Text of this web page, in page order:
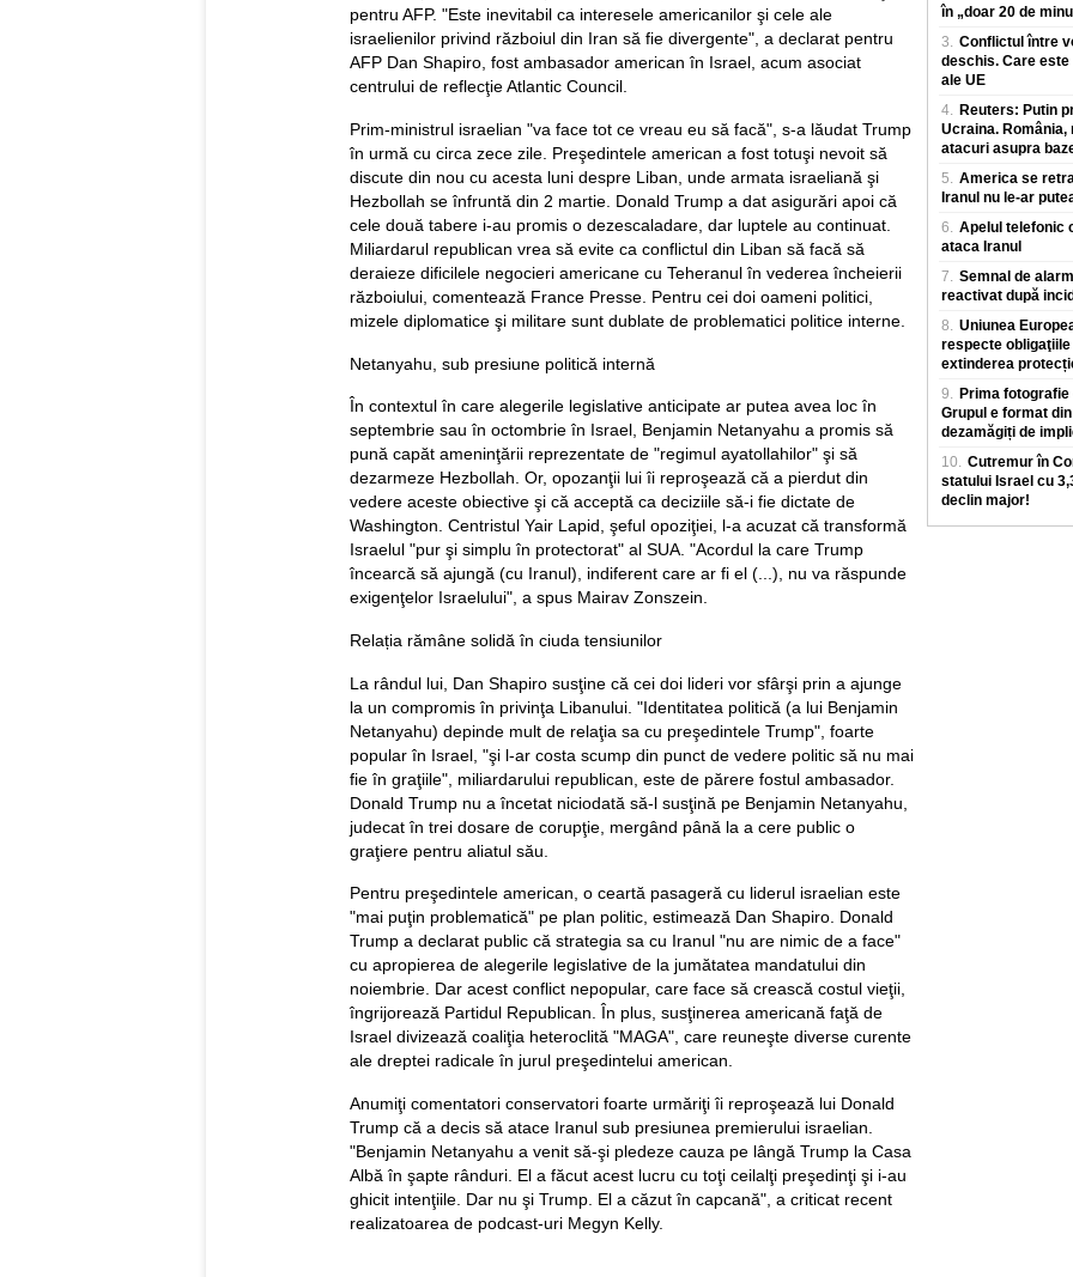
pentru AFP. "Este inevitabil ca interesele americanilor şi cele ale
israelienilor privind războiul din Iran să fie divergente", a declarat pentru
AFP Dan Shapiro, fost ambasador american în Israel, acum asociat
centrului de reflecţie Atlantic Council.
Prim-ministrul israelian "va face tot ce vreau eu să facă", s-a lăudat Trump
în urmă cu circa zece zile. Preşedintele american a fost totuşi nevoit să
discute din nou cu acesta luni despre Liban, unde armata israeliană şi
Hezbollah se înfruntă din 2 martie. Donald Trump a dat asigurări apoi că
cele două tabere i-au promis o dezescaladare, dar luptele au continuat.
Miliardarul republican vrea să evite ca conflictul din Liban să facă să
deraieze dificilele negocieri americane cu Teheranul în vederea încheierii
războiului, comentează France Presse. Pentru cei doi oameni politici,
mizele diplomatice şi militare sunt dublate de problematici politice interne.
Netanyahu, sub presiune politică internă
În contextul în care alegerile legislative anticipate ar putea avea loc în
septembrie sau în octombrie în Israel, Benjamin Netanyahu a promis să
pună capăt ameninţării reprezentate de "regimul ayatollahilor" şi să
dezarmeze Hezbollah. Or, opozanţii lui îi reproşează că a pierdut din
vedere aceste obiective şi că acceptă ca deciziile să-i fie dictate de
Washington. Centristul Yair Lapid, şeful opoziţiei, l-a acuzat că transformă
Israelul "pur şi simplu în protectorat" al SUA. "Acordul la care Trump
încearcă să ajungă (cu Iranul), indiferent care ar fi el (...), nu va răspunde
exigenţelor Israelului", a spus Mairav Zonszein.
Relația rămâne solidă în ciuda tensiunilor
La rândul lui, Dan Shapiro susţine că cei doi lideri vor sfârşi prin a ajunge
la un compromis în privinţa Libanului. "Identitatea politică (a lui Benjamin
Netanyahu) depinde mult de relaţia sa cu preşedintele Trump", foarte
popular în Israel, "şi l-ar costa scump din punct de vedere politic să nu mai
fie în graţiile", miliardarului republican, este de părere fostul ambasador.
Donald Trump nu a încetat niciodată să-l susţină pe Benjamin Netanyahu,
judecat în trei dosare de corupţie, mergând până la a cere public o
graţiere pentru aliatul său.
Pentru preşedintele american, o ceartă pasageră cu liderul israelian este
"mai puţin problematică" pe plan politic, estimează Dan Shapiro. Donald
Trump a declarat public că strategia sa cu Iranul "nu are nimic de a face"
cu apropierea de alegerile legislative de la jumătatea mandatului din
noiembrie. Dar acest conflict nepopular, care face să crească costul vieţii,
îngrijorează Partidul Republican. În plus, susţinerea americană faţă de
Israel divizează coaliţia heteroclită "MAGA", care reuneşte diverse curente
ale dreptei radicale în jurul preşedintelui american.
Anumiţi comentatori conservatori foarte urmăriţi îi reproşează lui Donald
Trump că a decis să atace Iranul sub presiunea premierului israelian.
"Benjamin Netanyahu a venit să-şi pledeze cauza pe lângă Trump la Casa
Albă în şapte rânduri. El a făcut acest lucru cu toţi ceilalţi preşedinţi şi i-au
ghicit intenţiile. Dar nu şi Trump. El a căzut în capcană", a criticat recent
realizatoarea de podcast-uri Megyn Kelly.
Virusul Ebola,
Congo, s-ar
sanitare, in
în „doar 20 de
3. Conflictul între
deschis. Care
ale UE
4. Reuters: Putin
Ucraina.
atacuri asupra
5. America se
Iranul nu le-ar
6. Apelul telefonic
ataca Iranul
7. Semnal de
reactivat după
8. Uniunea
respecte
extinderea
9. Prima
Grupul e format
dezamăgiți de
10. Cutremur în
statului Israel cu
declin major!